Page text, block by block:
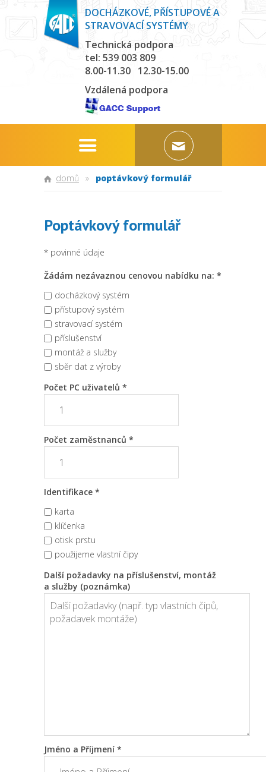
DOCHÁZKOVÉ, PŘÍSTUPOVÉ A
STRAVOVACÍ SYSTÉMY
Technická podpora
tel: 539 003 809
8.00-11.30 12.30-15.00
Vzdálená podpora
domů » poptávkový formulář
Poptávkový formulář
* povinné údaje
Žádám nezávaznou cenovou nabídku na: *
docházkový systém
přístupový systém
stravovací systém
příslušenství
montáž a služby
sběr dat z výroby
Počet PC uživatelů *
Počet zaměstnanců *
Identifikace *
karta
klíčenka
otisk prstu
použijeme vlastní čipy
Další požadavky na příslušenství, montáž
a služby (poznámka)
Jméno a Příjmení *